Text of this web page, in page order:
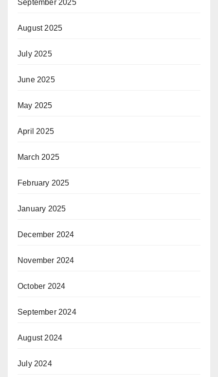
September 2025
August 2025
July 2025
June 2025
May 2025
April 2025
March 2025
February 2025
January 2025
December 2024
November 2024
October 2024
September 2024
August 2024
July 2024